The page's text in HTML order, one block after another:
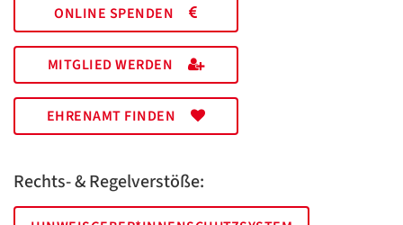
ONLINE SPENDEN
MITGLIED WERDEN
EHRENAMT FINDEN
Rechts- & Regelverstöße: